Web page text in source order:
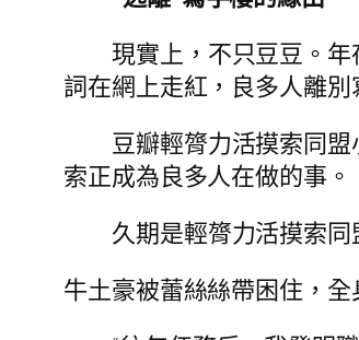
現實上，不只豆豆。
詞在網上走紅，良多人離別
豆瓣輕膂力活摸索同
索正成為良多人在做的事。
久期是輕膂力活摸索
牛土豪被蕾絲絲帶困住，